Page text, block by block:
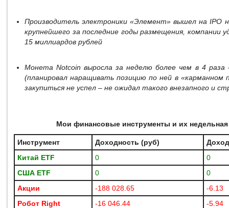
Производитель электроники «Элемент» вышел на IPO
крупнейшего за последние годы размещения, компании
15 миллиардов рублей
Монета Notcoin выросла за неделю более чем в 4 раза
(планировал наращивать позицию по ней в «карманном
закупиться не успел – не ожидал такого внезапного и
Мои финансовые инструменты и их
Инструмент Доходность (руб)
Китай ETF
0
0
США ETF 0
0
Акции
-188 028.65
-6.13
Робот Right -16 046.44
-5.94